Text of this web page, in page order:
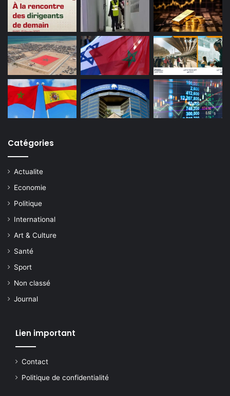
Catégories
Actualite
Economie
Politique
International
Art & Culture
Santé
Sport
Non classé
Journal
Lien important
Contact
Politique de confidentialité